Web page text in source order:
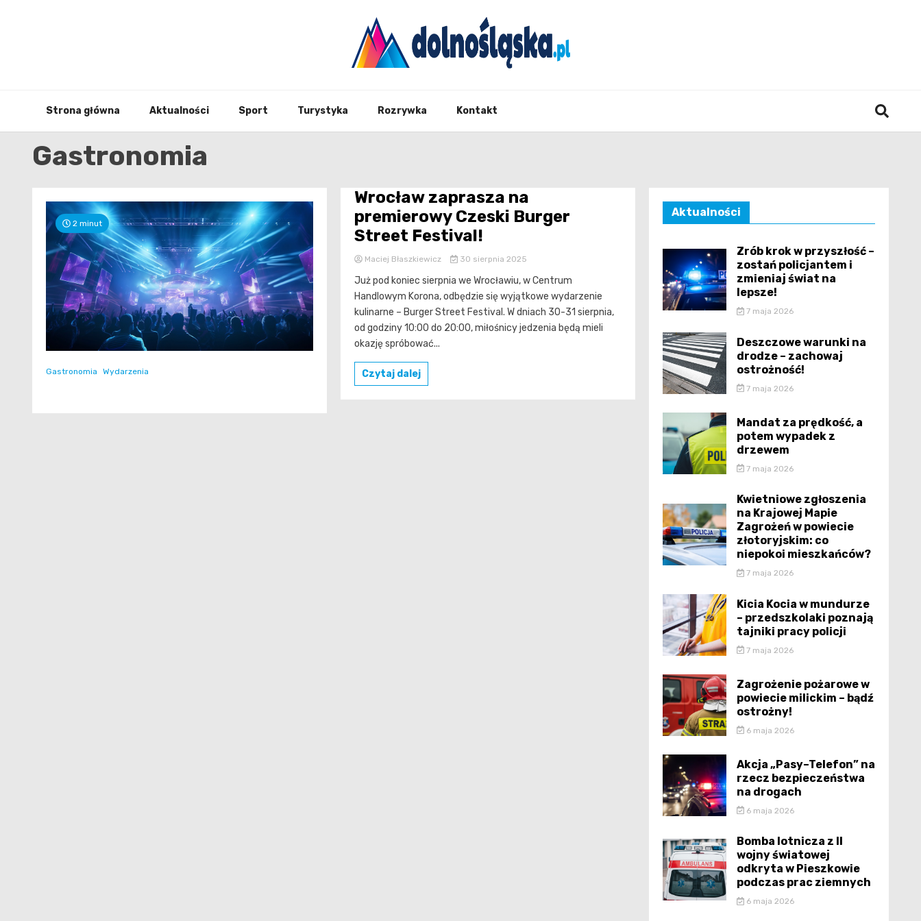
Strona główna Aktualności Sport Turystyka Rozrywka Kontakt
Gastronomia
2 minut
Gastronomia Wydarzenia
Wrocław zaprasza na
premierowy Czeski Burger
Street Festival!
Maciej Błaszkiewicz 30 sierpnia 2025
Już pod koniec sierpnia we Wrocławiu, w Centrum
Handlowym Korona, odbędzie się wyjątkowe wydarzenie
kulinarne – Burger Street Festival. W dniach 30-31 sierpnia,
od godziny 10:00 do 20:00, miłośnicy jedzenia będą mieli
okazję spróbować...
Czytaj dalej
Aktualności
Zrób krok w przyszłość –
zostań policjantem i
zmieniaj świat na
lepsze!
7 maja 2026
Deszczowe warunki na
drodze – zachowaj
ostrożność!
7 maja 2026
Mandat za prędkość, a
potem wypadek z
drzewem
7 maja 2026
Kwietniowe zgłoszenia
na Krajowej Mapie
Zagrożeń w powiecie
złotoryjskim: co
niepokoi mieszkańców?
7 maja 2026
Kicia Kocia w mundurze
– przedszkolaki poznają
tajniki pracy policji
7 maja 2026
Zagrożenie pożarowe w
powiecie milickim – bądź
ostrożny!
6 maja 2026
Akcja „Pasy–Telefon” na
rzecz bezpieczeństwa
na drogach
6 maja 2026
Bomba lotnicza z II
wojny światowej
odkryta w Pieszkowie
podczas prac ziemnych
6 maja 2026